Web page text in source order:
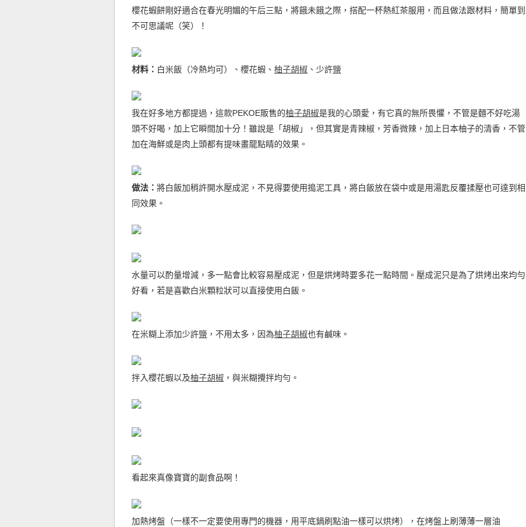
櫻花蝦餅剛好適合在春光明媚的午后三點，將餓未餓之際，搭配一杯熱紅茶服用，而且做法跟材料，簡單到
不可思議呢（笑）！
材料： 白米飯（冷熱均可）、櫻花蝦、 柚子胡椒 、少許鹽
我在好多地方都提過，這款PEKOE販售的柚子胡椒是我的心頭愛，有它真的無所畏懼，不管是麵不好吃湯
頭不好喝，加上它瞬間加十分！雖說是「胡椒」，但其實是青辣椒，芳香微辣，加上日本柚子的清香，不管
加在海鮮或是肉上頭都有提味畫龍點睛的效果。
做法： 將白飯加稍許開水壓成泥，不見得要使用搗泥工具，將白飯放在袋中或是用湯匙反覆揉壓也可達到相
同效果。
水量可以酌量增減，多一點會比較容易壓成泥，但是烘烤時要多花一點時間。壓成泥只是為了烘烤出來均勻
好看，若是喜歡白米顆粒狀可以直接使用白飯。
在米糊上添加少許鹽 ，不用太多，因為柚子胡椒也有鹹味。
拌入櫻花蝦以及柚子胡椒 ，與米糊攪拌均勻。
看起來真像寶寶的副食品啊！
加熱烤盤（一樣不一定要使用專門的機器，用平底鍋刷點油一樣可以烘烤），在烤盤上刷薄薄一層油